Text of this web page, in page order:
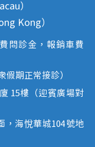
）
Kong）
問診金，報銷車費
假期正常接診）
15樓（迎賓廣場對
，海悅華城104號地